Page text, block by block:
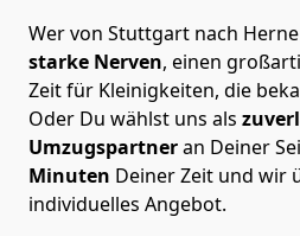
Wer von Stuttgart nach
starke Nerven, einen
Zeit für Kleinigkeiten, die
Oder Du wählst uns als
Umzugspartneran Deiner
Minuten Deiner Zeit und wir
individuelles Angebot.